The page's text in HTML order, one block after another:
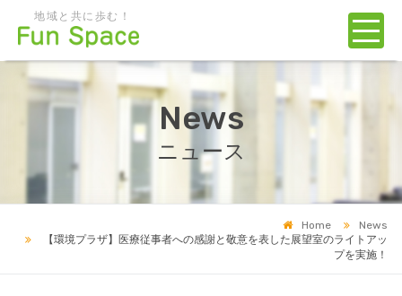
地域と共に歩む！
News
ニュース
Home
News
【環境プラザ】医療従事者への感謝と敬意を表した展望室のライトアッ
プを実施！